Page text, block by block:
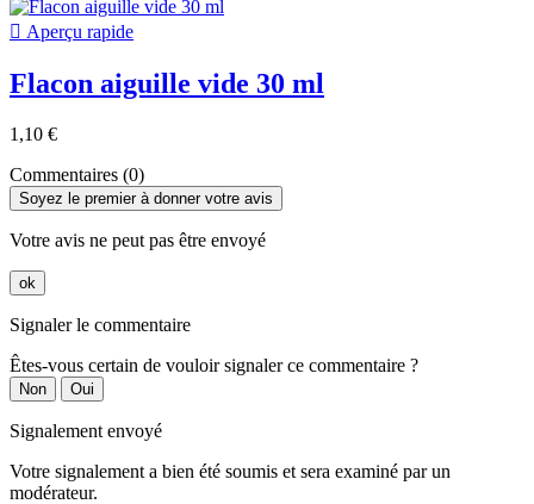
 Aperçu rapide
Flacon aiguille vide 30 ml
1,10 €
Commentaires (0)
Soyez le premier à donner votre avis
Votre avis ne peut pas être envoyé
ok
Signaler le commentaire
Êtes-vous certain de vouloir signaler ce commentaire ?
Non Oui
Signalement envoyé
Votre signalement a bien été soumis et sera examiné par un
modérateur.